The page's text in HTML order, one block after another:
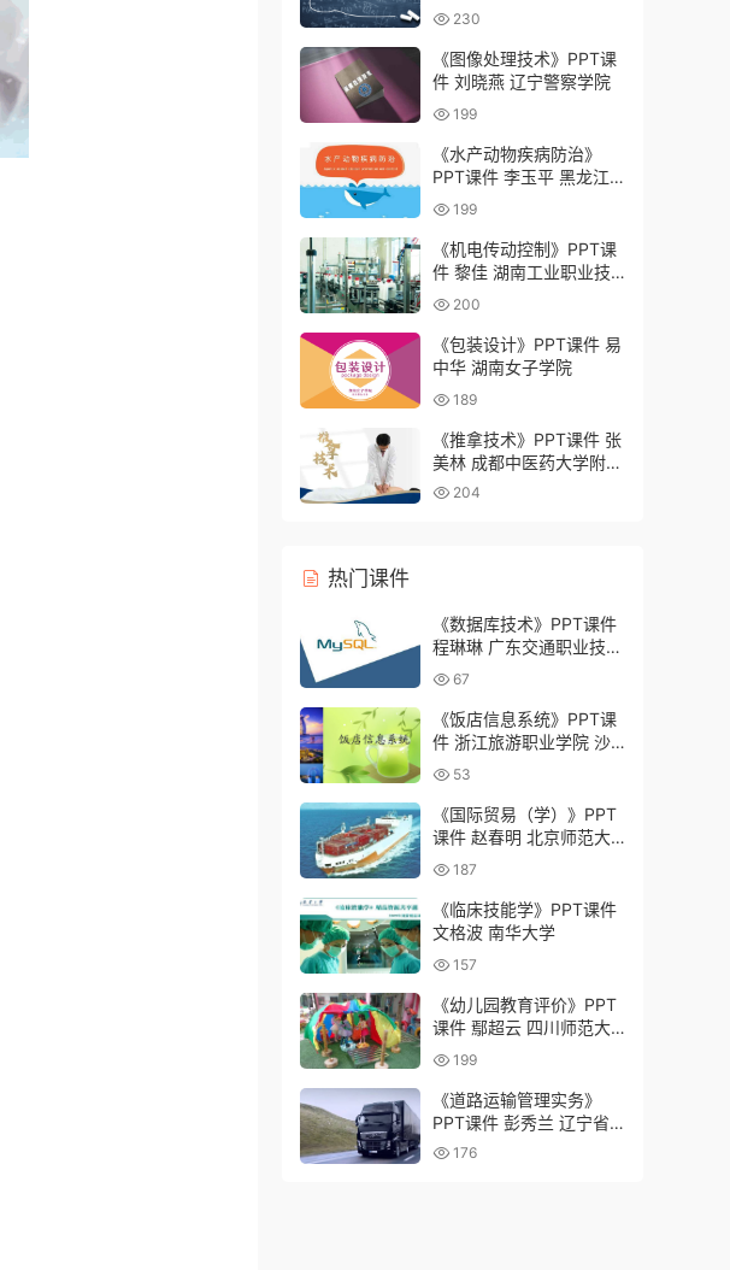
230
《图像处理技术》PPT课
件 刘晓燕 辽宁警察学院
199
《水产动物疾病防治》
PPT课件 李玉平 黑龙江
农业工程职业学院
199
《机电传动控制》PPT课
件 黎佳 湖南工业职业技
术学院
200
《包装设计》PPT课件 易
中华 湖南女子学院
189
《推拿技术》PPT课件 张
美林 成都中医药大学附属
医院针灸学校（四川省针
204
热门课件
《数据库技术》PPT课件
程琳琳 广东交通职业技术
学院
67
《饭店信息系统》PPT课
件 浙江旅游职业学院 沙
绍举
53
《国际贸易（学）》PPT
课件 赵春明 北京师范大
学 187
《临床技能学》PPT课件
文格波 南华大学
157
《幼儿园教育评价》PPT
课件 鄢超云 四川师范大
学 199
《道路运输管理实务》
PPT课件 彭秀兰 辽宁省
交通高等专科学校
176